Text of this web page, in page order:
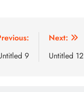
9
Next:
Untitled 12